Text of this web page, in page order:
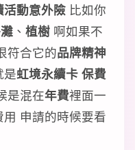
活動意外險 比如你
、 植樹 啊如果不
符合它的品牌精神
是虹境永續卡 保費
是混在年費裡面一
申請的時候要看